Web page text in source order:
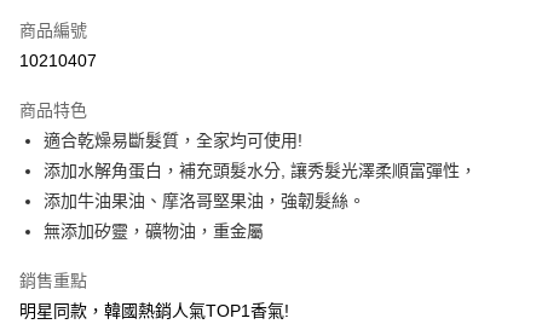
信用卡一次付款
LINE Pay
Apple Pay
街口支付
悠遊付
Google Pay
商品編號
10210407
商品特色
適合乾燥易斷髮質，全家均可使用!
添加水解角蛋白，補充頭髮水分, 讓秀髮光澤柔順富彈性，
添加牛油果油、摩洛哥堅果油，強韌髮絲。
無添加矽靈，礦物油，重金屬
銷售重點
明星同款，韓國熱銷人氣TOP1香氣!